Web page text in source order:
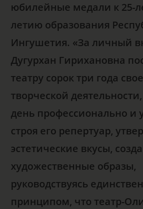
юбилейные медали к 25-
летию образования
Ингушетия. «За личный
Дугурхан Гирихановна
театру сорок три года
творческой
день профессионально и
строя его репертуар,
эстетические вкусы,
художественные образы,
руководствуясь
принципом, что театр-